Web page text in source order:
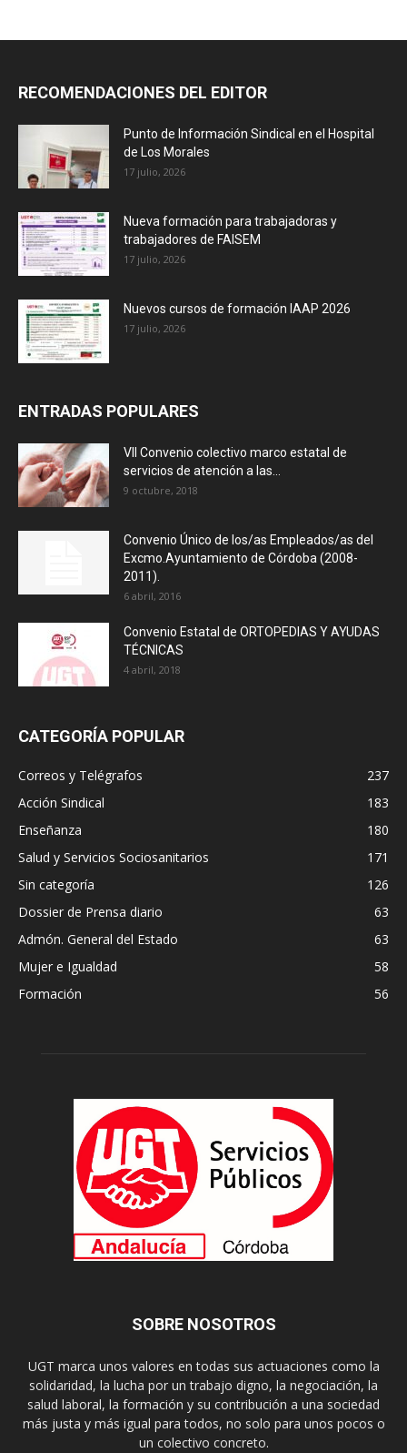
RECOMENDACIONES DEL EDITOR
Punto de Información Sindical en el Hospital
de Los Morales
17 julio, 2026
Nueva formación para trabajadoras y
trabajadores de FAISEM
17 julio, 2026
Nuevos cursos de formación IAAP 2026
17 julio, 2026
ENTRADAS POPULARES
VII Convenio colectivo marco estatal de
servicios de atención a las...
9 octubre, 2018
Convenio Único de los/as Empleados/as del
Excmo.Ayuntamiento de Córdoba (2008-
2011).
6 abril, 2016
Convenio Estatal de ORTOPEDIAS Y AYUDAS
TÉCNICAS
4 abril, 2018
CATEGORÍA POPULAR
Correos y Telégrafos
237
Acción Sindical
183
Enseñanza
180
Salud y Servicios Sociosanitarios
171
Sin categoría
126
Dossier de Prensa diario
63
Admón. General del Estado
63
Mujer e Igualdad
58
Formación
56
SOBRE NOSOTROS
UGT marca unos valores en todas sus actuaciones como la
solidaridad, la lucha por un trabajo digno, la negociación, la
salud laboral, la formación y su contribución a una sociedad
más justa y más igual para todos, no solo para unos pocos o
un colectivo concreto.